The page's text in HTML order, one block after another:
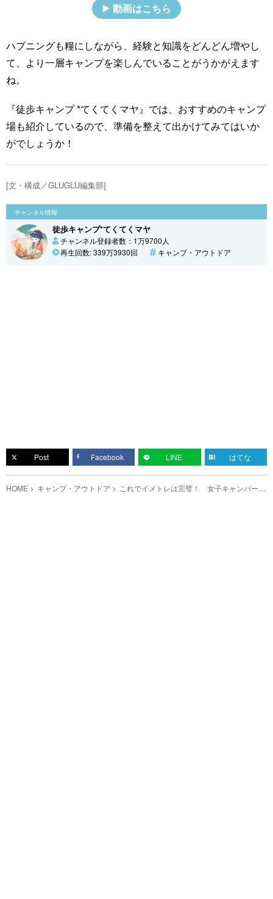
動画はこちら
ハプニングも糧にしながら、経験と知識をどんどん増やし
て、より一層キャンプを楽しんでいることがうかがえます
ね。
『徒歩キャンプ *てくてくマヤ』では、おすすめのキャンプ
場も紹介しているので、準備を整えて出かけてみてはいか
がでしょうか！
[文・構成／GLUGLU編集部]
チャンネル情報
徒歩キャンプ*てくてくマヤ
チャンネル登録者数：1万9700人
再生回数: 339万3930回
キャンプ・アウトドア
Post Facebook LINE はてな
HOME キャンプ・アウトドア これでイメトレは完璧！ 女子キャンパーが
教える徒歩ソロキャンプの始め方